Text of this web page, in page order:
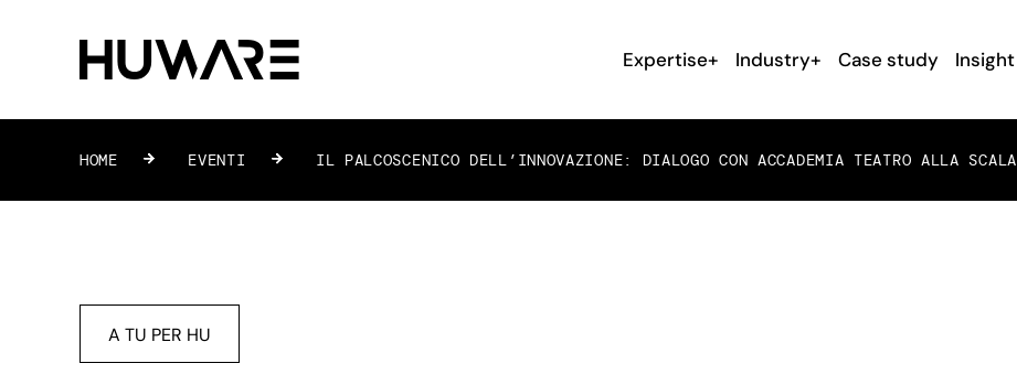
Expertise+ Industry+ Case study Insight
HOME » EVENTI » IL PALCOSCENICO DELL’INNOVAZIONE: DIALOGO CON ACCADEMIA TEATRO ALLA SCALA
A TU PER HU